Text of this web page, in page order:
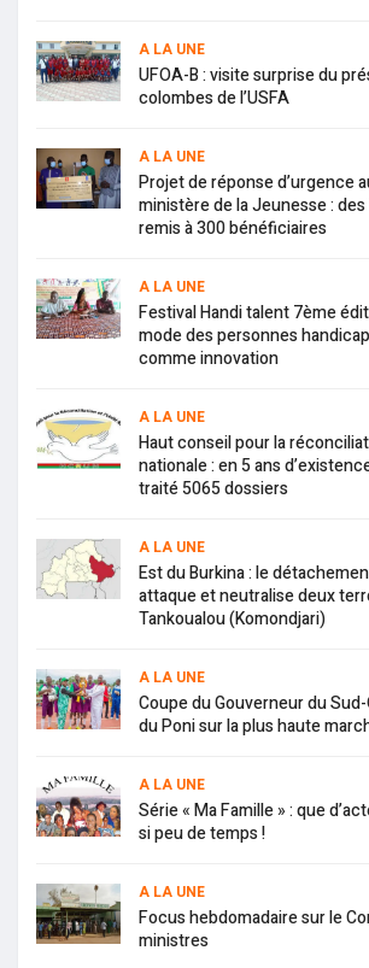
A LA UNE
UFOA-B : visite surprise du
colombes de l’USFA
A LA UNE
Projet de réponse d’urgence
ministère de la Jeunesse :
remis à 300 bénéficiaires
A LA UNE
Festival Handi talent 7ème
mode des personnes
comme innovation
A LA UNE
Haut conseil pour la
nationale : en 5 ans
traité 5065 dossiers
A LA UNE
Est du Burkina : le
attaque et neutralise deux
Tankoualou (Komondjari)
A LA UNE
Coupe du Gouverneur du
du Poni sur la plus haute
A LA UNE
Série « Ma Famille » : que
si peu de temps !
A LA UNE
Focus hebdomadaire sur le
ministres